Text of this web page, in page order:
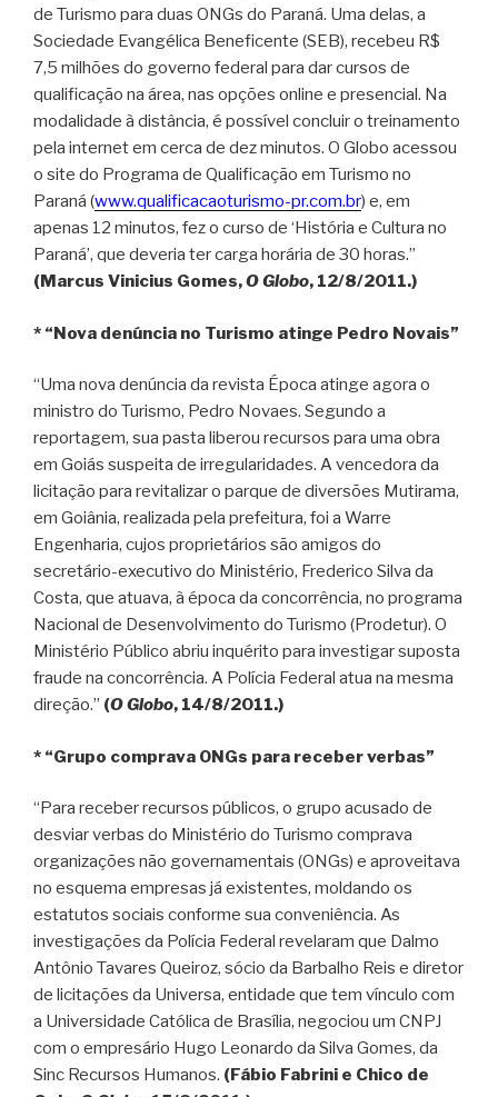
de Turismo para duas ONGs do Paraná. Uma delas, a
Sociedade Evangélica Beneficente (SEB), recebeu R$
7,5 milhões do governo federal para dar cursos de
qualificação na área, nas opções online e presencial. Na
modalidade à distância, é possível concluir o treinamento
pela internet em cerca de dez minutos. O Globo acessou
o site do Programa de Qualificação em Turismo no
Paraná (www.qualificacaoturismo-pr.com.br) e, em
apenas 12 minutos, fez o curso de ‘História e Cultura no
Paraná’, que deveria ter carga horária de 30 horas.”
(Marcus Vinicius Gomes,O Globo, 12/8/2011.)
* “Nova denúncia no Turismo atinge Pedro Novais”
“Uma nova denúncia da revista Época atinge agora o
ministro do Turismo, Pedro Novaes. Segundo a
reportagem, sua pasta liberou recursos para uma obra
em Goiás suspeita de irregularidades. A vencedora da
licitação para revitalizar o parque de diversões Mutirama,
em Goiânia, realizada pela prefeitura, foi a Warre
Engenharia, cujos proprietários são amigos do
secretário-executivo do Ministério, Frederico Silva da
Costa, que atuava, à época da concorrência, no programa
Nacional de Desenvolvimento do Turismo (Prodetur). O
Ministério Público abriu inquérito para investigar suposta
fraude na concorrência. A Polícia Federal atua na mesma
direção.” (O Globo, 14/8/2011.)
* “Grupo comprava ONGs para receber verbas”
“Para receber recursos públicos, o grupo acusado de
desviar verbas do Ministério do Turismo comprava
organizações não governamentais (ONGs) e aproveitava
no esquema empresas já existentes, moldando os
estatutos sociais conforme sua conveniência. As
investigações da Polícia Federal revelaram que Dalmo
Antônio Tavares Queiroz, sócio da Barbalho Reis e diretor
de licitações da Universa, entidade que tem vínculo com
a Universidade Católica de Brasília, negociou um CNPJ
com o empresário Hugo Leonardo da Silva Gomes, da
Sinc Recursos Humanos. (Fábio Fabrini e Chico de